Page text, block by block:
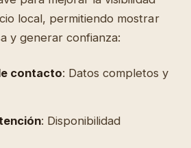
local, permitiendo mostrar
y generar confianza:
contacto: Datos completos y
: Disponibilidad